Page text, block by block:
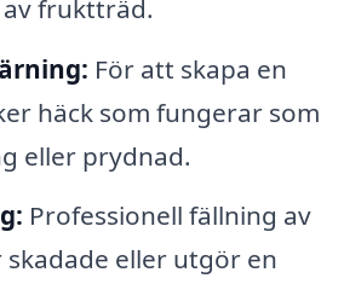
fruktträd.
För att skapa en
häck som fungerar som
eller prydnad.
Professionell fällning av
eller utgör en